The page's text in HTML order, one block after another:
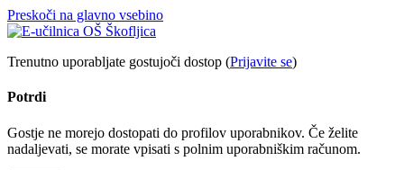
Preskoči na glavno vsebino
Trenutno uporabljate gostujoči dostop (Prijavite se)
Potrdi
Gostje ne morejo dostopati do profilov uporabnikov. Če želite
nadaljevati, se morate vpisati s polnim uporabniškim računom.